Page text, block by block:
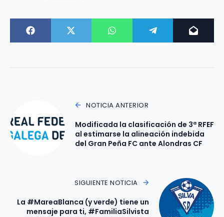
NOTICIA ANTERIOR
Modificada la clasificación de 3ª RFEF
al estimarse la alineación indebida
del Gran Peña FC ante Alondras CF
SIGUIENTE NOTICIA
La #MareaBlanca (y verde) tiene un
mensaje para ti, #FamiliaSilvista